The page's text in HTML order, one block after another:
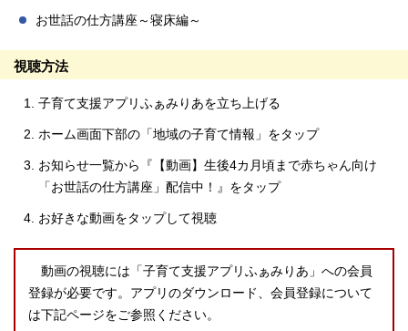
お世話の仕方講座～寝床編～
視聴方法
子育て支援アプリふぁみりあを立ち上げる
ホーム画面下部の「地域の子育て情報」をタップ
お知らせ一覧から『【動画】生後4カ月頃まで赤ちゃん向け
「お世話の仕方講座」配信中！』をタップ
お好きな動画をタップして視聴
動画の視聴には「子育て支援アプリふぁみりあ」への会員
登録が必要です。アプリのダウンロード、会員登録について
は下記ページをご参照ください。